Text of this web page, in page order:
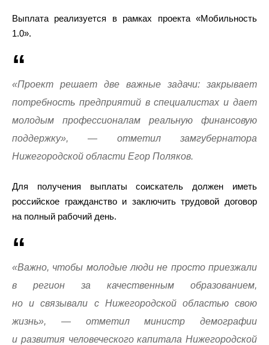
Выплата реализуется в рамках проекта «Мобильность
1.0».
«Проект решает две важные задачи: закрывает
потребность предприятий в специалистах и дает
молодым профессионалам реальную финансовую
поддержку», — отметил замгубернатора
Нижегородской области Егор Поляков.
Для получения выплаты соискатель должен иметь
российское гражданство и заключить трудовой договор
на полный рабочий день.
«Важно, чтобы молодые люди не просто приезжали
в регион за качественным образованием,
но и связывали с Нижегородской областью свою
жизнь», — отметил министр демографии
и развития человеческого капитала Нижегородской